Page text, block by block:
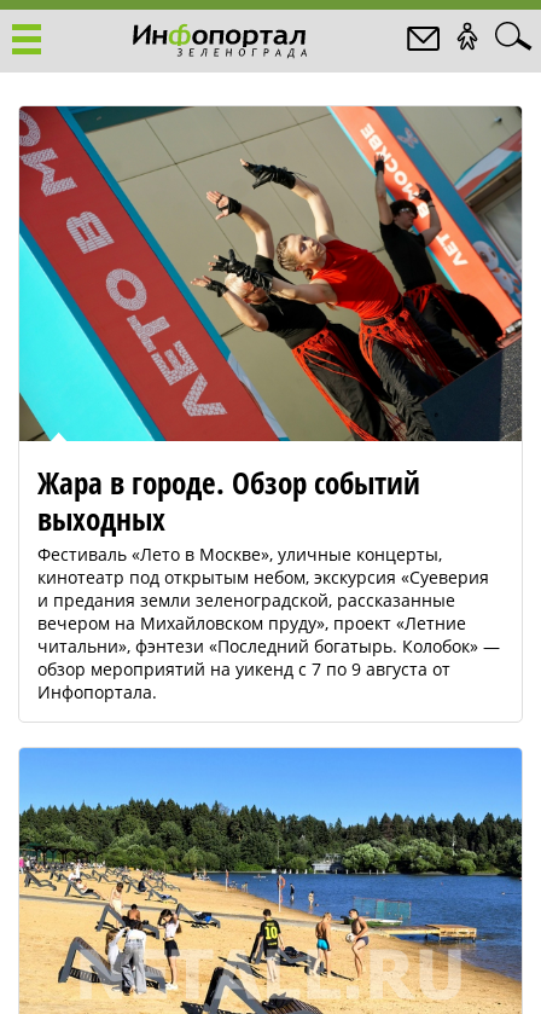
Жара в городе. Обзор событий
выходных
Фестиваль «Лето в Москве», уличные концерты,
кинотеатр под открытым небом, экскурсия «Суеверия
и предания земли зеленоградской, рассказанные
вечером на Михайловском пруду», проект «Летние
читальни», фэнтези «Последний богатырь. Колобок» —
обзор мероприятий на уикенд с 7 по 9 августа от
Инфопортала.